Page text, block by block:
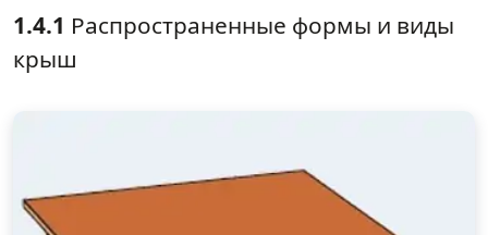
1.4.1 Распространенные формы и виды
крыш